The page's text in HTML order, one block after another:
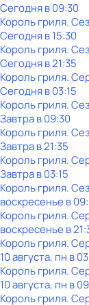
Сегодня в 09:30
Король гриля.
Сегодня в 15:30
Король гриля.
Сегодня в 21:35
Король гриля.
Сегодня в 03:15
Король гриля.
Завтра в 09:30
Король гриля.
Завтра в 21:35
Король гриля.
Завтра в 03:15
Король гриля.
воскресенье в
Король гриля.
воскресенье в
Король гриля.
10 августа, пн в
Король гриля.
10 августа, пн в
Король гриля.